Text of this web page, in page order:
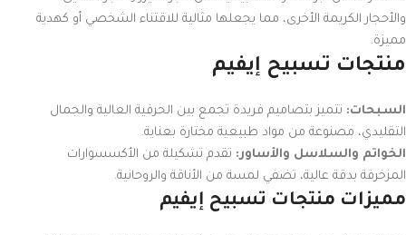
والأحجار الكريمة الأخرى، مما يجعلها مثالية للاقتناء الشخصي أو كهدية
مميزة.
منتجات تسبيح إيفيم
السبحات: تتميز بتصاميم فريدة تجمع بين الحرفية العالية والجمال
التقليدي، مصنوعة من مواد طبيعية مختارة بعناية.
الخواتم والسلاسل والأساور: تقدم تشكيلة من الأكسسوارات
المزخرفة بدقة عالية، تضفي لمسة من الأناقة والروحانية.
مميزات منتجات تسبيح إيفيم